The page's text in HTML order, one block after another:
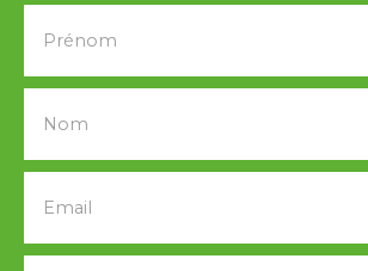
Prénom
Nom
Email